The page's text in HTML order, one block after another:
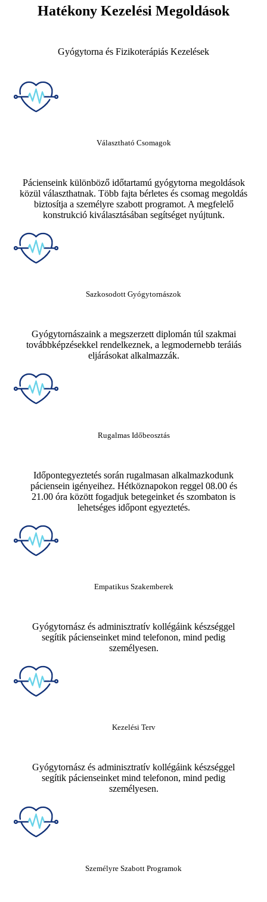
Hatékony Kezelési Megoldások
Gyógytorna és Fizikoterápiás Kezelések
Választható Csomagok
Pácienseink különböző időtartamú gyógytorna megoldások
közül választhatnak. Több fajta bérletes és csomag megoldás
biztosítja a személyre szabott programot. A megfelelő
konstrukció kiválasztásában segítséget nyújtunk.
Sazkosodott Gyógytornászok
Gyógytornászaink a megszerzett diplomán túl szakmai
továbbképzésekkel rendelkeznek, a legmodernebb teráiás
eljárásokat alkalmazzák.
Rugalmas Időbeosztás
Időpontegyeztetés során rugalmasan alkalmazkodunk
páciensein igényeihez. Hétköznapokon reggel 08.00 és
21.00 óra között fogadjuk betegeinket és szombaton is
lehetséges időpont egyeztetés.
Empatikus Szakemberek
Gyógytornász és adminisztratív kollégáink készséggel
segítik pácienseinket mind telefonon, mind pedig
személyesen.
Kezelési Terv
Gyógytornász és adminisztratív kollégáink készséggel
segítik pácienseinket mind telefonon, mind pedig
személyesen.
Személyre Szabott Programok